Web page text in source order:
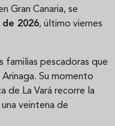
Gran Canaria, se
2026, último viernes
familias pescadoras que
Su momento
de La Vará recorre la
veintena de